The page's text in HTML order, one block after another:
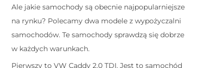
Ale jakie samochody są obecnie najpopularniejsze
na rynku? Polecamy dwa modele z wypożyczalni
samochodów. Te samochody sprawdzą się dobrze
w każdych warunkach.
Pierwszy to VW Caddy 2.0 TDI. Jest to samochód